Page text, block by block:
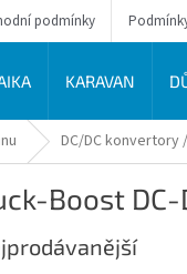
podmínky
KARAVAN
DC/DC
Boost